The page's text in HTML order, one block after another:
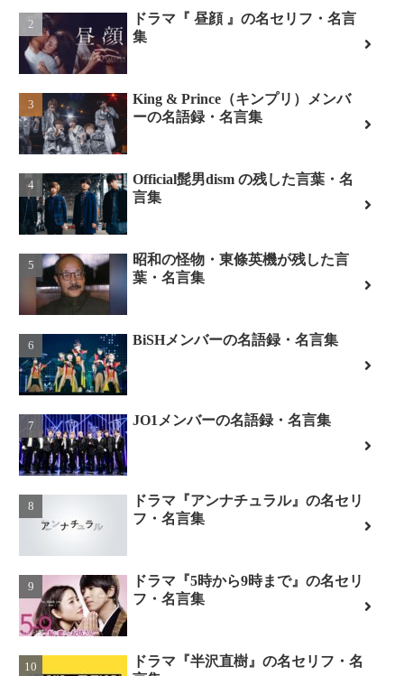
ドラマ『 昼顔 』の名セリフ・名言
集
King & Prince（キンプリ）メンバ
ーの名語録・名言集
Official髭男dism の残した言葉・名
言集
昭和の怪物・東條英機が残した言
葉・名言集
BiSHメンバーの名語録・名言集
JO1メンバーの名語録・名言集
ドラマ『アンナチュラル』の名セリ
フ・名言集
ドラマ『5時から9時まで』の名セリ
フ・名言集
ドラマ『半沢直樹』の名セリフ・名